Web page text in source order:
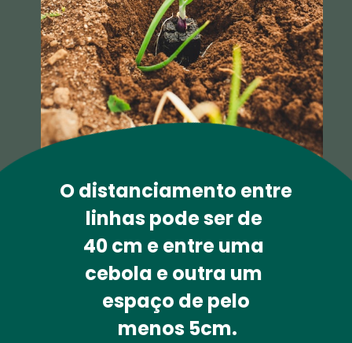
O distanciamento entre
linhas pode ser de
40 cm e entre uma
cebola e outra um
espaço de pelo
menos 5cm.